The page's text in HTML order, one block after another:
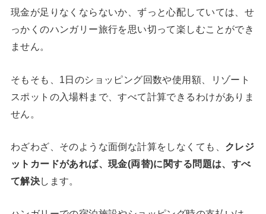
現金が足りなくならないか、ずっと心配していては、せ
っかくのハンガリー旅行を思い切って楽しむことができ
ません。
そもそも、1日のショッピング回数や使用額、リゾート
スポットの入場料まで、すべて計算できるわけがありま
せん。
わざわざ、そのような面倒な計算をしなくても、 クレジ
ットカードがあれば、現金(両替)に関する問題は、すべ
て解決します。